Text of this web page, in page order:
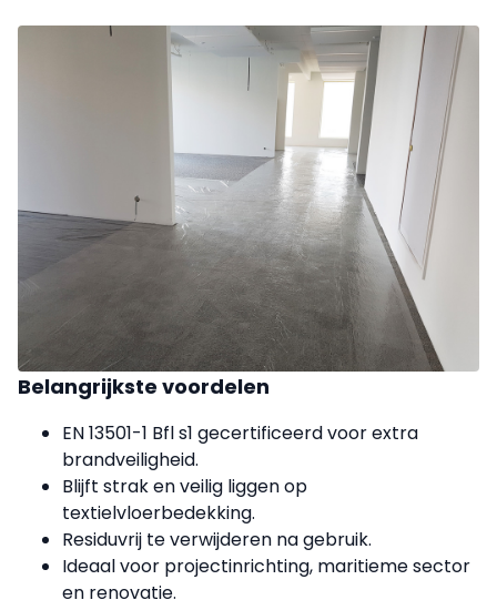
Belangrijkste voordelen
EN 13501-1 Bfl s1 gecertificeerd voor extra
brandveiligheid.
Blijft strak en veilig liggen op
textielvloerbedekking.
Residuvrij te verwijderen na gebruik.
Ideaal voor projectinrichting, maritieme sector
en renovatie.